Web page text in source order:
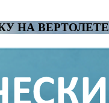
НА ВЕРТОЛЕТЕ